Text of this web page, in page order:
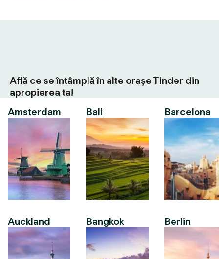
Află ce se întâmplă în alte orașe Tinder din
apropierea ta!
Amsterdam
Auckland
Bali
Bangkok
Barcelona
Berlin